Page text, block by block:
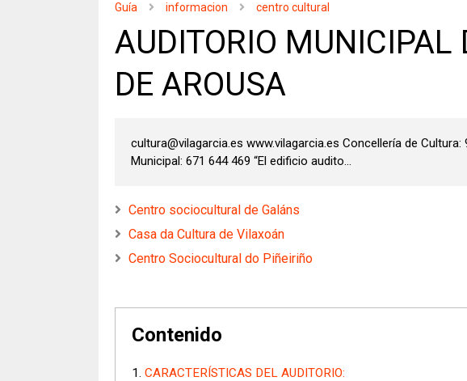
Guía informacion centro cultural
AUDITORIO MUNICIPAL
DE AROUSA
cultura@vilagarcia.es www.vilagarcia.es Concellería de
Municipal: 671 644 469 “El edificio audito...
Centro sociocultural de Galáns
Casa da Cultura de Vilaxoán
Centro Sociocultural do Piñeiriño
Contenido
CARACTERÍSTICAS DEL AUDITORIO: